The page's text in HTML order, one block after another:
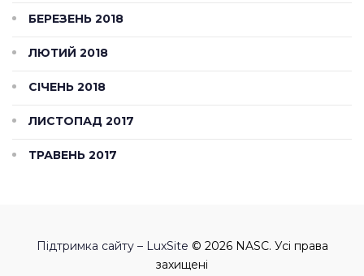
БЕРЕЗЕНЬ 2018
ЛЮТИЙ 2018
СІЧЕНЬ 2018
ЛИСТОПАД 2017
ТРАВЕНЬ 2017
Підтримка сайту – LuxSite © 2026 NASC. Усі права
захищені